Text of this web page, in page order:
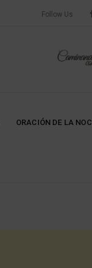
Follow Us
ORACIÓN DE LA